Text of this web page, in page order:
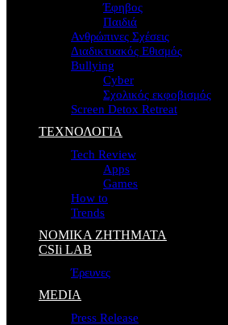
Έφηβος
Παιδιά
Ανθρώπινες Σχέσεις
Διαδικτυακός Εθισμός
Bullying
Cyber
Σχολικός εκφοβισμός
Screen Detox Retreat
ΤΕΧΝΟΛΟΓΙΑ
Tech Review
Apps
Games
How to
Trends
ΝΟΜΙΚΑ ΖΗΤΗΜΑΤΑ
CSIi LAB
Έρευνες
MEDIA
Press Release